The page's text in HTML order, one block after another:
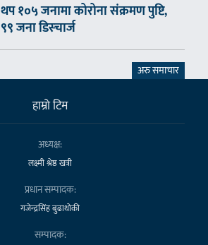
थप १०५ जनामा कोरोना संक्रमण पुष्टि,
९९ जना डिस्चार्ज
अरु समाचार
हाम्राे टिम
अध्यक्ष:
लक्ष्मी श्रेष्ठ खत्री
प्रधान सम्पादक:
गजेन्द्रसिंह बुढाथोकी
सम्पादक: